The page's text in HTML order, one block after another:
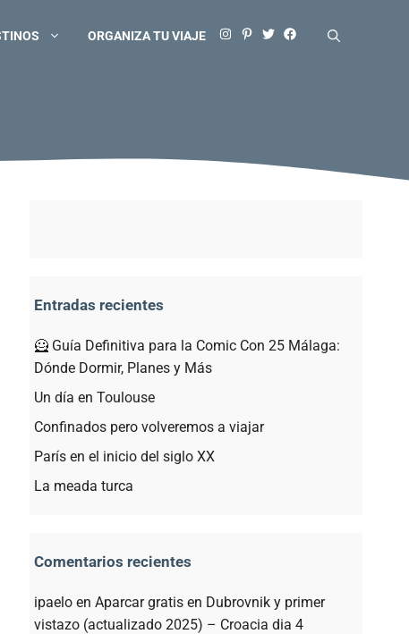
ORGANIZA TU VIAJE
Entradas recientes
🦸 Guía Definitiva para la Comic Con 25 Málaga:
Dónde Dormir, Planes y Más
Un día en Toulouse
Confinados pero volveremos a viajar
París en el inicio del siglo XX
La meada turca
Comentarios recientes
ipaelo en Aparcar gratis en Dubrovnik y primer
vistazo (actualizado 2025) – Croacia dia 4